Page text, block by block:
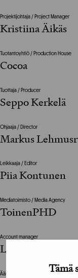
Tämä
Projektijohtaja / Project Manager
Kristiina Äikäs
Tuotantoyhtiö / Production House
Cocoa
Tuottaja / Producer
Seppo Kerkelä
Ohjaaja / Director
Markus
Leikkaaja / Editor
Piia Kontunen
Mediatoimisto / Media Agency
ToinenPHD
Account manager
Laura Hedman
Ääni / Sound